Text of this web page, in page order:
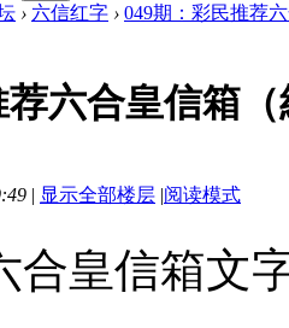
› 六信红字 › 049期：彩民推荐
荐六合皇信箱
| 显示全部楼层 |阅读模式
合皇信箱文